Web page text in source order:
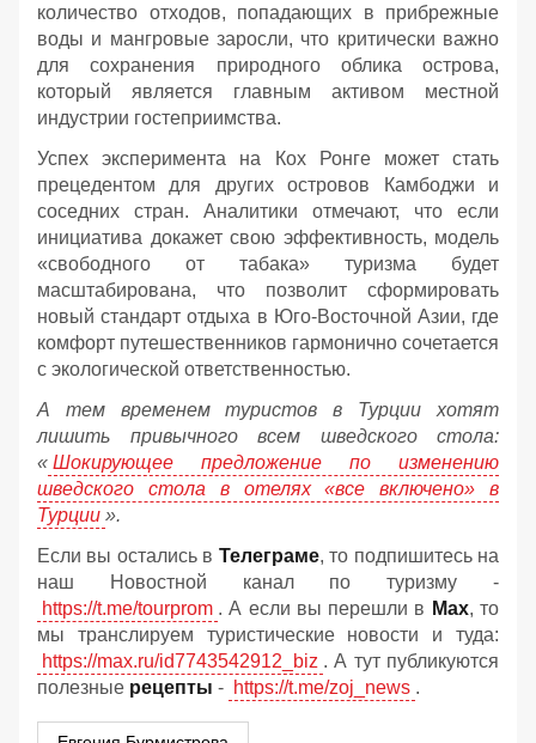
количество отходов, попадающих в прибрежные
воды и мангровые заросли, что критически важно
для сохранения природного облика острова,
который является главным активом местной
индустрии гостеприимства.
Успех эксперимента на Кох Ронге может стать
прецедентом для других островов Камбоджи и
соседних стран. Аналитики отмечают, что если
инициатива докажет свою эффективность, модель
«свободного от табака» туризма будет
масштабирована, что позволит сформировать
новый стандарт отдыха в Юго-Восточной Азии, где
комфорт путешественников гармонично сочетается
с экологической ответственностью.
А тем временем туристов в Турции хотят
лишить привычного всем шведского стола:
« Шокирующее предложение по изменению
шведского стола в отелях «все включено» в
Турции ».
Если вы остались в Телеграме, то подпишитесь на
наш Новостной канал по туризму -
https://t.me/tourprom . А если вы перешли в Мах, то
мы транслируем туристические новости и туда:
https://max.ru/id7743542912_biz . А тут публикуются
полезные рецепты - https://t.me/zoj_news .